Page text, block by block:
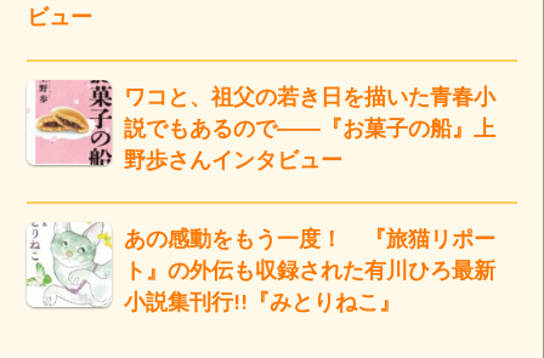
ビュー
ワコと、祖父の若き日を描いた青春小
説でもあるので――『お菓子の船』上
野歩さんインタビュー
あの感動をもう一度！ 『旅猫リポー
ト』の外伝も収録された有川ひろ最新
小説集刊行!!『みとりねこ』